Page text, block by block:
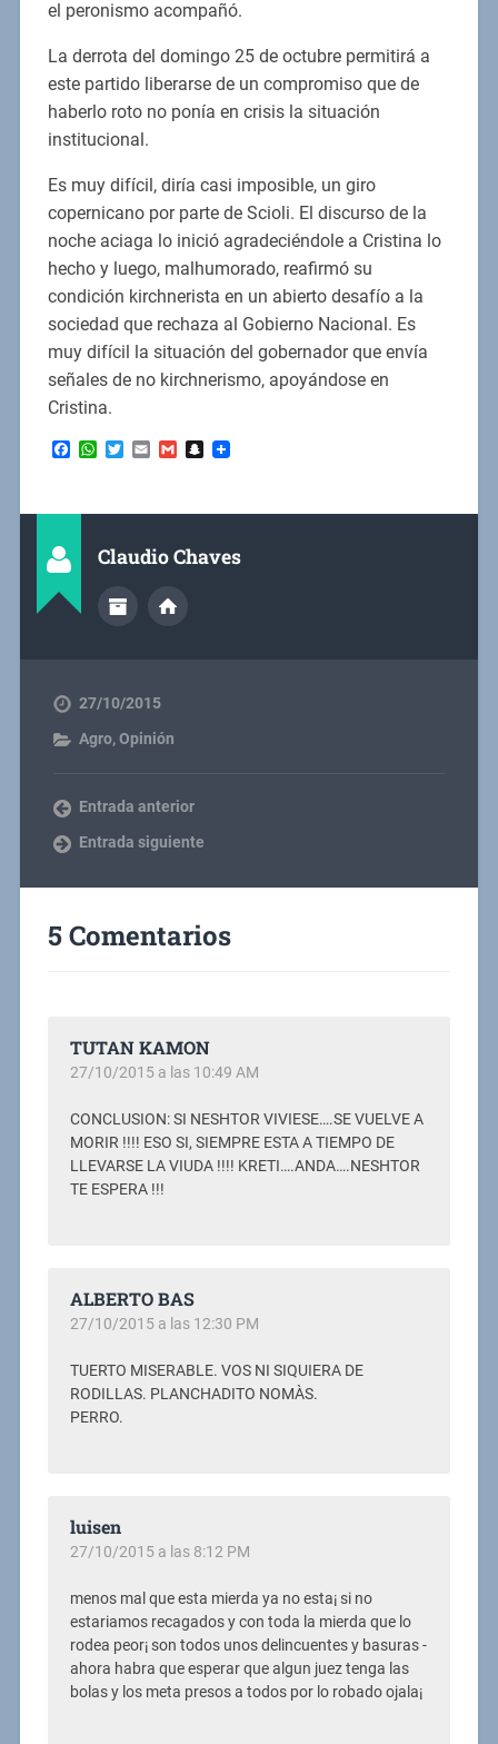
el peronismo acompañó.
La derrota del domingo 25 de octubre permitirá a
este partido liberarse de un compromiso que de
haberlo roto no ponía en crisis la situación
institucional.
Es muy difícil, diría casi imposible, un giro
copernicano por parte de Scioli. El discurso de la
noche aciaga lo inició agradeciéndole a Cristina lo
hecho y luego, malhumorado, reafirmó su
condición kirchnerista en un abierto desafío a la
sociedad que rechaza al Gobierno Nacional. Es
muy difícil la situación del gobernador que envía
señales de no kirchnerismo, apoyándose en
Cristina.
Facebook
WhatsApp
Twitter
EmailGmailSnapchat
Claudio Chaves
27/10/2015
Agro,Opinión
Entrada anterior
Entrada siguiente
5 Comentarios
TUTAN KAMON
27/10/2015 a las 10:49 AM
CONCLUSION: SI NESHTOR VIVIESE….SE VUELVE A
MORIR !!!! ESO SI, SIEMPRE ESTA A TIEMPO DE
LLEVARSE LA VIUDA !!!! KRETI….ANDA….NESHTOR
TE ESPERA !!!
ALBERTO BAS
27/10/2015 a las 12:30 PM
TUERTO MISERABLE. VOS NI SIQUIERA DE
RODILLAS. PLANCHADITO NOMÀS.
PERRO.
luisen
27/10/2015 a las 8:12 PM
menos mal que esta mierda ya no esta¡ si no
estariamos recagados y con toda la mierda que lo
rodea peor¡ son todos unos delincuentes y basuras -
ahora habra que esperar que algun juez tenga las
bolas y los meta presos a todos por lo robado ojala¡